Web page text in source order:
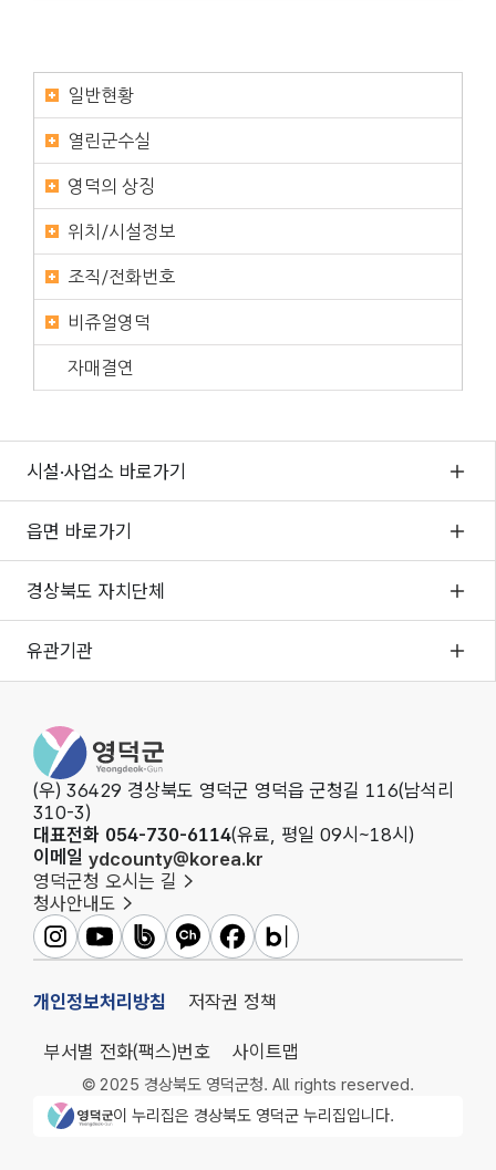
일반현황
열린군수실
영덕의 상징
위치/시설정보
조직/전화번호
비쥬얼영덕
자매결연
시설·사업소 바로가기
읍면 바로가기
경상북도 자치단체
유관기관
영덕군청
(우) 36429 경상북도 영덕군 영덕읍 군청길 116(남석리
310-3)
대표전화 054-730-6114(유료, 평일 09시~18시)
이메일 ydcounty@korea.kr
영덕군청 오시는 길
청사안내도
영덕군인스타그램
영덕군유튜브영덕군밴드영덕군카카오채널
영덕군페이스북
영덕군블로그
개인정보처리방침 저작권 정책
부서별 전화(팩스)번호 사이트맵
© 2025 경상북도 영덕군청. All rights reserved.
영덕군청 로고이 누리집은 경상북도 영덕군 누리집입니다.